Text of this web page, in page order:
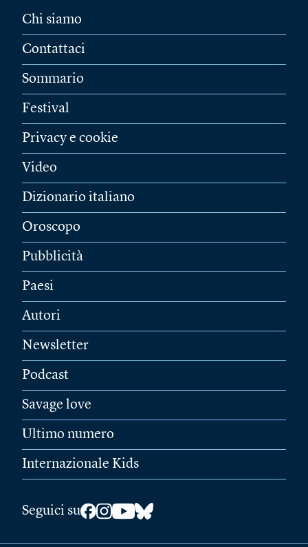
Chi siamo
Contattaci
Sommario
Festival
Privacy e cookie
Video
Dizionario italiano
Oroscopo
Pubblicità
Paesi
Autori
Newsletter
Podcast
Savage love
Ultimo numero
Internazionale Kids
Seguici su